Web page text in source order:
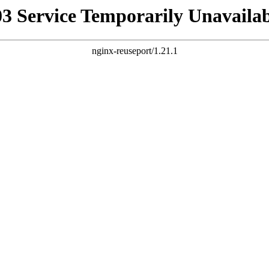
Service Temporarily
nginx-reuseport/1.21.1